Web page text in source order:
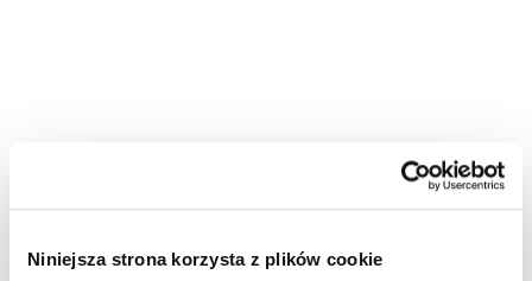
Niniejsza strona korzysta z plików cookie
Na potrzeby projektu dostarczyliśmy kompletne trasy